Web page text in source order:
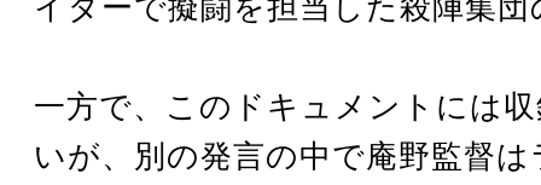
一方で、このドキュメントには
いが、別の発言の中で庵野監督